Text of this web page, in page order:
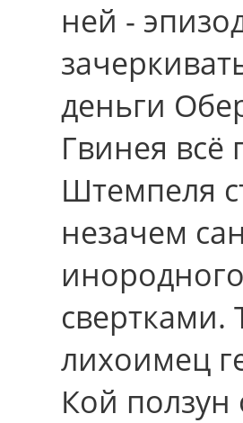
ней -
деньги
Гвинея всё
Штемпеля
незачем
свертками.
лихоимец
Кой ползун